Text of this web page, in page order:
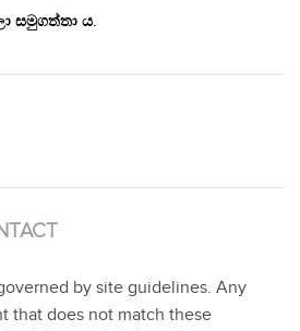
සමුගත්තා ය.
by site guidelines. Any
that does not match these